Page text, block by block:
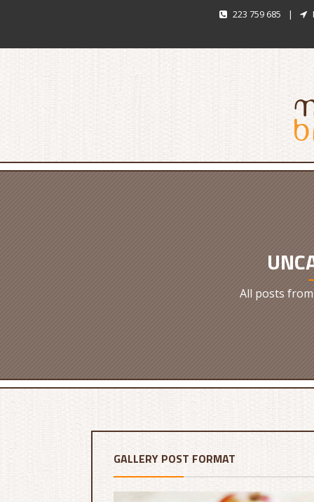
223 759 685 |
All posts
GALLERY POST FORMAT